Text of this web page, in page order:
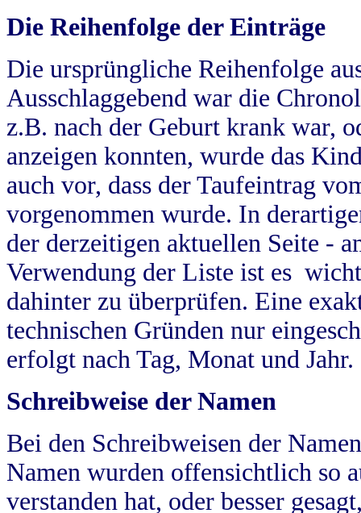
Die Reihenfolge der Einträge
Die ursprüngliche Reihenfolge
Ausschlaggebend war die
z.B. nach der Geburt krank war,
anzeigen konnten, wurde das
auch vor, dass der Taufeintrag
vorgenommen wurde. In
der derzeitigen aktuellen Seite -
Verwendung der Liste ist es
dahinter zu überprüfen. Eine
technischen Gründen nur
erfolgt nach Tag, Monat und Jahr.
Schreibweise der Namen
Bei den Schreibweisen der
Namen wurden offensichtlich so
verstanden hat, oder besser